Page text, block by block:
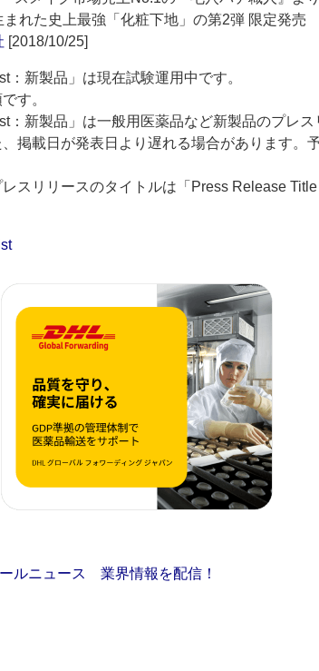
れた史上最強「化粧下地」の第2弾 限定発売
[2018/10/25]
：新製品」は現在試験運用中です。
す。
：新製品」は一般用医薬品など新製品のプレ
掲載日が発表日より遅れる場合があります。
スリリースのタイトルは「Press Release
ルニュース 業界情報を配信！